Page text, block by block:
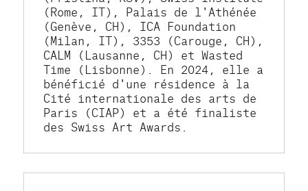
(Rome, IT), Palais de l'Athénée
(Genève, CH), ICA Foundation
(Milan, IT), 3353 (Carouge, CH),
CALM (Lausanne, CH) et Wasted
Time (Lisbonne). En 2024, elle a
bénéficié d'une résidence à la
Cité internationale des arts de
Paris (CIAP) et a été finaliste
des Swiss Art Awards.